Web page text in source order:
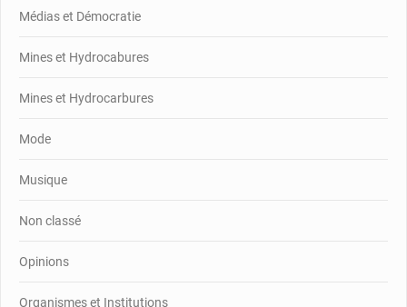
Médias et Démocratie
Mines et Hydrocabures
Mines et Hydrocarbures
Mode
Musique
Non classé
Opinions
Organismes et Institutions